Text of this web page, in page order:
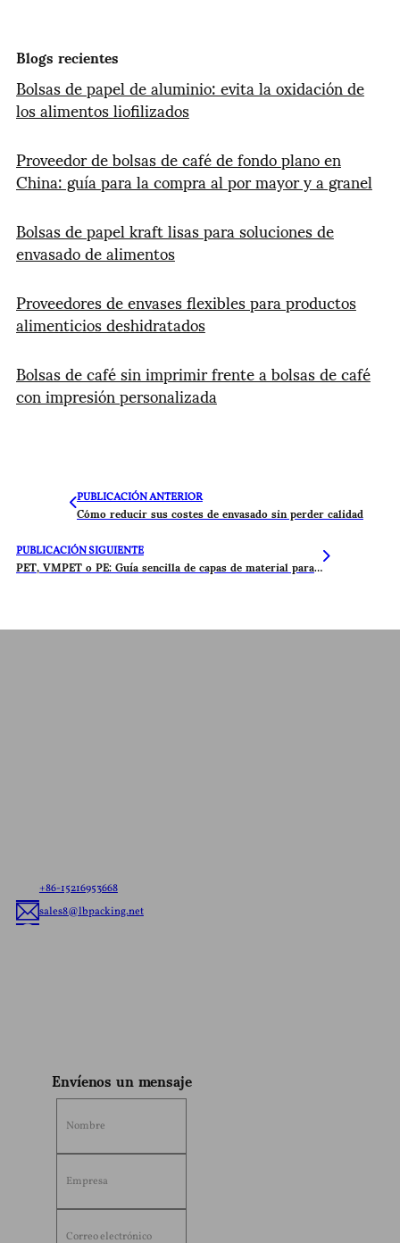
Blogs recientes
Bolsas de papel de aluminio: evita la oxidación de
los alimentos liofilizados
Proveedor de bolsas de café de fondo plano en
China: guía para la compra al por mayor y a granel
Bolsas de papel kraft lisas para soluciones de
envasado de alimentos
Proveedores de envases flexibles para productos
alimenticios deshidratados
Bolsas de café sin imprimir frente a bolsas de café
con impresión personalizada
PUBLICACIÓN ANTERIOR
Cómo reducir sus costes de envasado sin perder calidad
PUBLICACIÓN SIGUIENTE PET, VMPET o PE: Guía sencilla de capas de material para bolsas
+86-15216953668
sales8@lbpacking.net
Envíenos un mensaje